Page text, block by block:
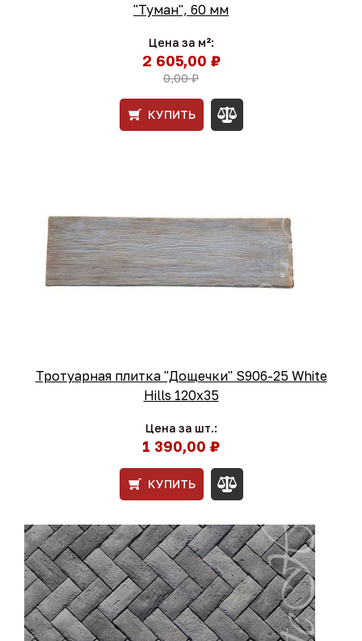
"Туман", 60 мм
Цена за м²:
2 605,00 ₽
0,00 ₽
КУПИТЬ
Тротуарная плитка "Дощечки" S906-25 White
Hills 120x35
Цена за шт.:
1 390,00 ₽
КУПИТЬ